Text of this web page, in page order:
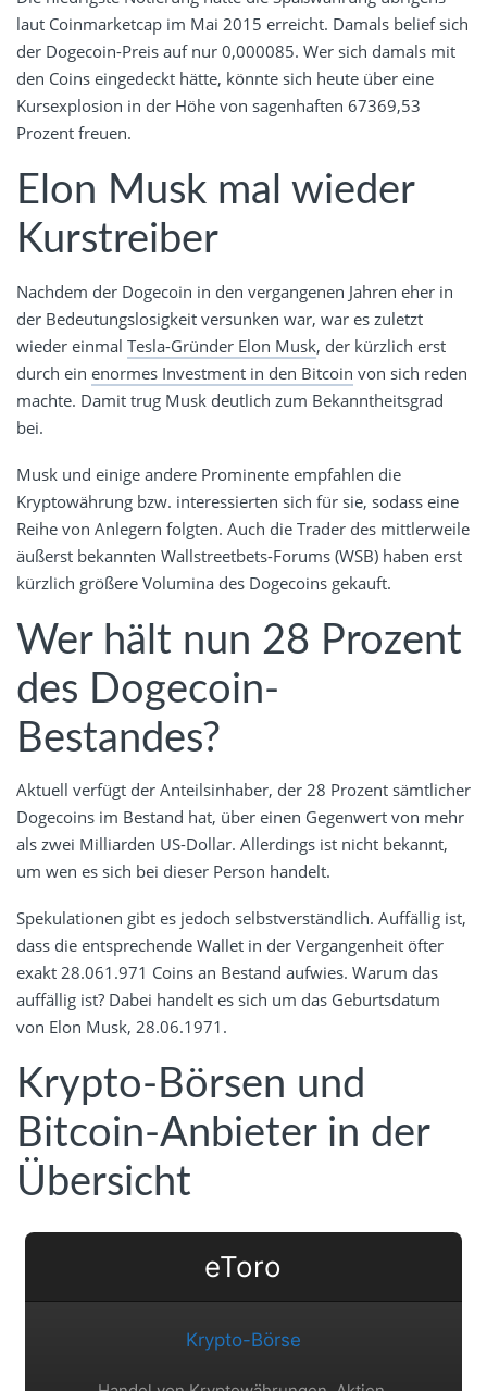
laut Coinmarketcap im Mai 2015 erreicht. Damals belief sich
der Dogecoin-Preis auf nur 0,000085. Wer sich damals mit
den Coins eingedeckt hätte, könnte sich heute über eine
Kursexplosion in der Höhe von sagenhaften 67369,53
Prozent freuen.
Elon Musk mal wieder
Kurstreiber
Nachdem der Dogecoin in den vergangenen Jahren eher in
der Bedeutungslosigkeit versunken war, war es zuletzt
wieder einmal Tesla-Gründer Elon Musk, der kürzlich erst
durch ein enormes Investment in den Bitcoin von sich reden
machte. Damit trug Musk deutlich zum Bekanntheitsgrad
bei.
Musk und einige andere Prominente empfahlen die
Kryptowährung bzw. interessierten sich für sie, sodass eine
Reihe von Anlegern folgten. Auch die Trader des mittlerweile
äußerst bekannten Wallstreetbets-Forums (WSB) haben erst
kürzlich größere Volumina des Dogecoins gekauft.
Wer hält nun 28 Prozent
des Dogecoin-
Bestandes?
Aktuell verfügt der Anteilsinhaber, der 28 Prozent sämtlicher
Dogecoins im Bestand hat, über einen Gegenwert von mehr
als zwei Milliarden US-Dollar. Allerdings ist nicht bekannt,
um wen es sich bei dieser Person handelt.
Spekulationen gibt es jedoch selbstverständlich. Auffällig ist,
dass die entsprechende Wallet in der Vergangenheit öfter
exakt 28.061.971 Coins an Bestand aufwies. Warum das
auffällig ist? Dabei handelt es sich um das Geburtsdatum
von Elon Musk, 28.06.1971.
Krypto-Börsen und
Bitcoin-Anbieter in der
Übersicht
eToro
Krypto-Börse